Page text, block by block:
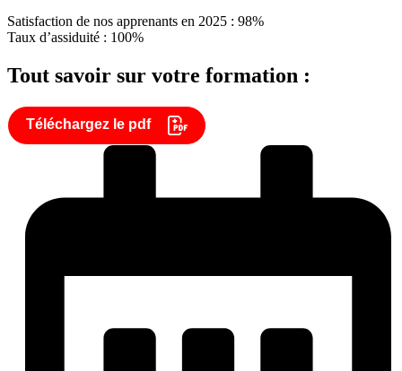
Satisfaction de nos apprenants en 2025 : 98%
Taux d’assiduité : 100%
Tout savoir sur votre formation :
Téléchargez le pdf